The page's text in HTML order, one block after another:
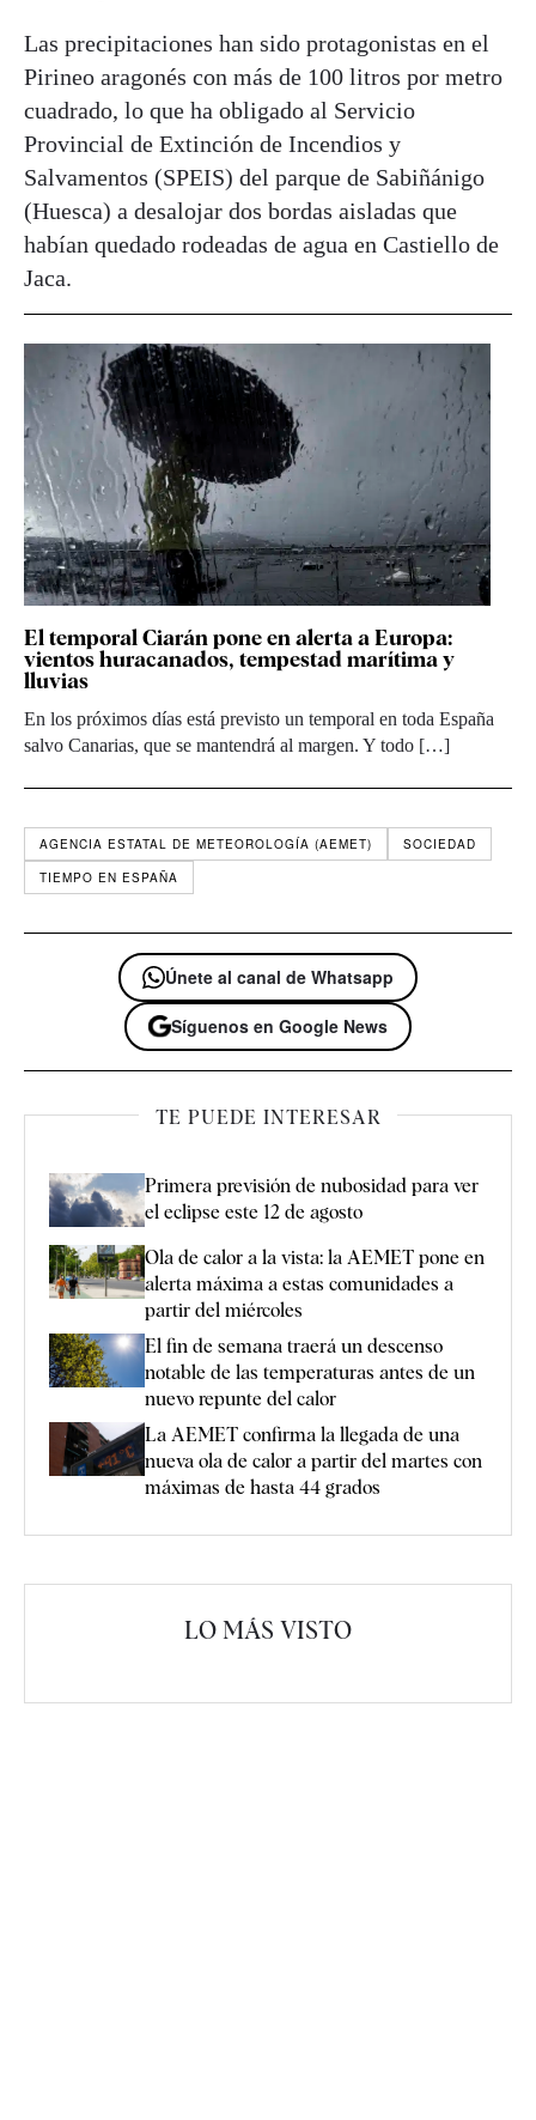
Las precipitaciones han sido protagonistas en el
Pirineo aragonés con más de 100 litros por metro
cuadrado, lo que ha obligado al Servicio
Provincial de Extinción de Incendios y
Salvamentos (SPEIS) del parque de Sabiñánigo
(Huesca) a desalojar dos bordas aisladas que
habían quedado rodeadas de agua en Castiello de
Jaca.
El temporal Ciarán pone en alerta a Europa:
vientos huracanados, tempestad marítima y
lluvias
En los próximos días está previsto un temporal en toda España
salvo Canarias, que se mantendrá al margen. Y todo […]
AGENCIA ESTATAL DE METEOROLOGÍA (AEMET)
SOCIEDAD
TIEMPO EN ESPAÑA
Únete al canal de Whatsapp
Síguenos en Google News
TE PUEDE INTERESAR
Primera previsión de nubosidad para ver
el eclipse este 12 de agosto
Ola de calor a la vista: la AEMET pone en
alerta máxima a estas comunidades a
partir del miércoles
El fin de semana traerá un descenso
notable de las temperaturas antes de un
nuevo repunte del calor
La AEMET confirma la llegada de una
nueva ola de calor a partir del martes con
máximas de hasta 44 grados
LO MÁS VISTO